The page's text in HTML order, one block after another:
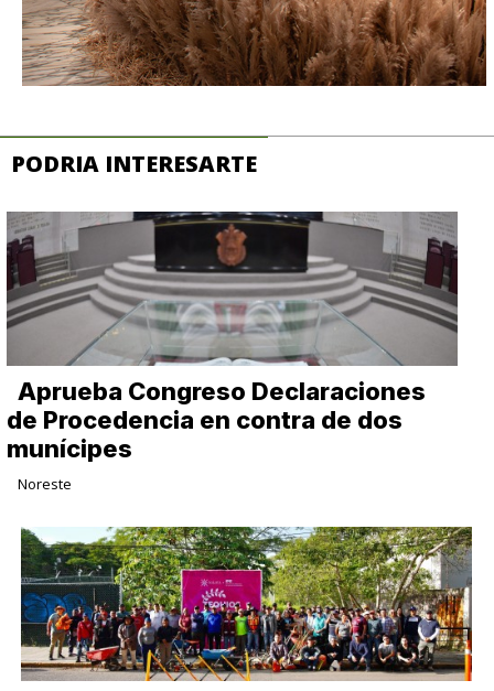
PODRIA INTERESARTE
Aprueba Congreso Declaraciones
de Procedencia en contra de dos
munícipes
Noreste